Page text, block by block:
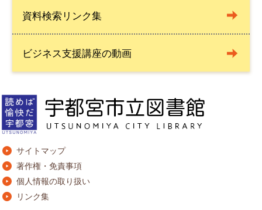
資料検索リンク集
ビジネス支援講座の動画
サイトマップ
著作権・免責事項
個人情報の取り扱い
リンク集